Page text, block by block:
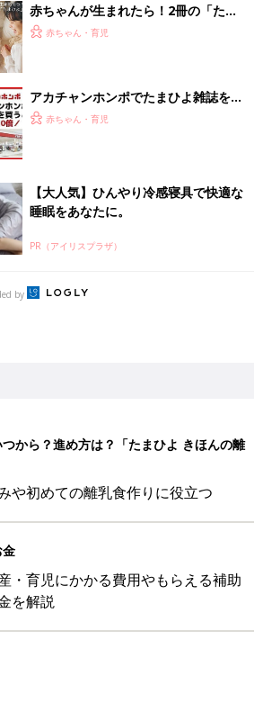
赤ちゃんが生まれたら！2冊の「たま
ひよ」
赤ちゃん・育児
アカチャンホンポでたまひよ雑誌を買
うとポイント10倍【期間限定】
赤ちゃん・育児
【大人気】ひんやり冷感寝具で快適な
睡眠をあなたに。
PR（アイリスプラザ）
by
から？進め方は？「たまひよ きほんの離
や初めての離乳食作りに役立つ
・育児にかかる費用やもらえる補助
を解説